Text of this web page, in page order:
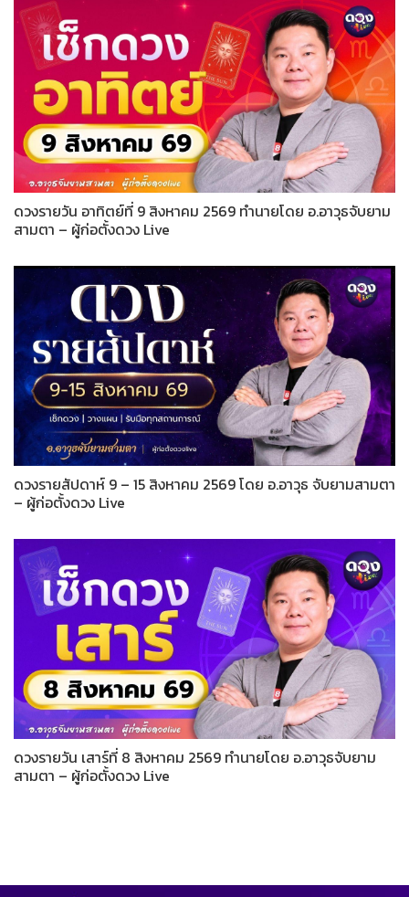
ดวงรายวัน อาทิตย์ที่ 9 สิงหาคม 2569 ทำนายโดย อ.อาวุธจับยาม
สามตา – ผู้ก่อตั้งดวง Live
ดวงรายสัปดาห์ 9 – 15 สิงหาคม 2569 โดย อ.อาวุธ จับยามสามตา
– ผู้ก่อตั้งดวง Live
ดวงรายวัน เสาร์ที่ 8 สิงหาคม 2569 ทำนายโดย อ.อาวุธจับยาม
สามตา – ผู้ก่อตั้งดวง Live